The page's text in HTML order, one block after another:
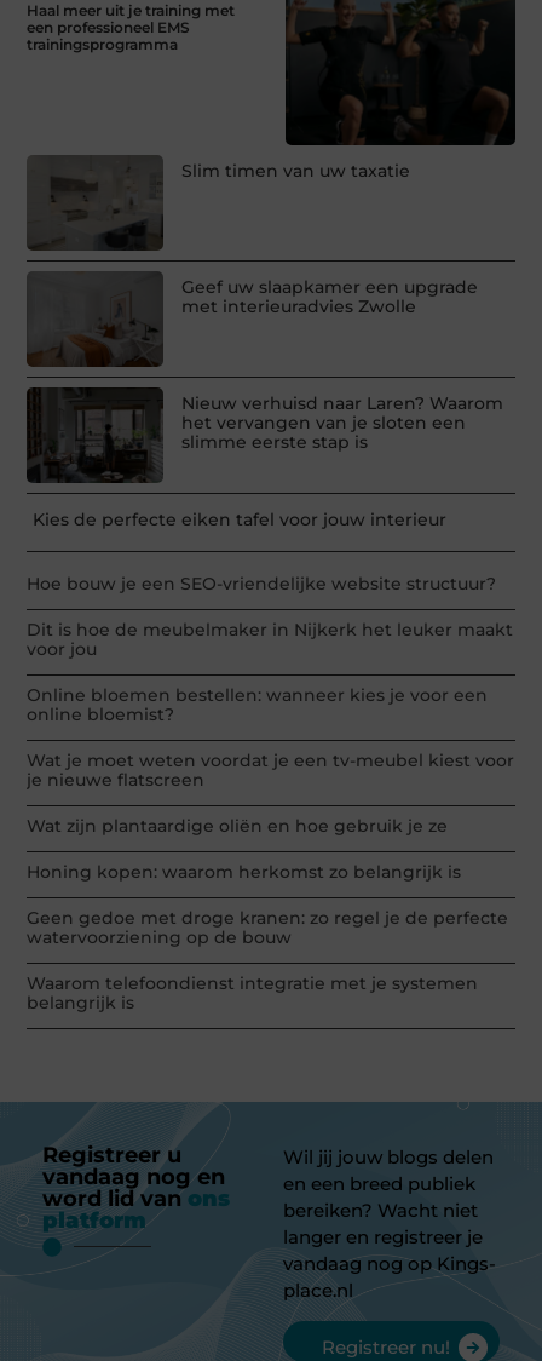
Haal meer uit je training met
een professioneel EMS
trainingsprogramma
Slim timen van uw taxatie
Geef uw slaapkamer een upgrade
met interieuradvies Zwolle
Nieuw verhuisd naar Laren? Waarom
het vervangen van je sloten een
slimme eerste stap is
Kies de perfecte eiken tafel voor jouw interieur
Hoe bouw je een SEO-vriendelijke website structuur?
Dit is hoe de meubelmaker in Nijkerk het leuker maakt
voor jou
Online bloemen bestellen: wanneer kies je voor een
online bloemist?
Wat je moet weten voordat je een tv-meubel kiest voor
je nieuwe flatscreen
Wat zijn plantaardige oliën en hoe gebruik je ze
Honing kopen: waarom herkomst zo belangrijk is
Geen gedoe met droge kranen: zo regel je de perfecte
watervoorziening op de bouw
Waarom telefoondienst integratie met je systemen
belangrijk is
Registreer u
vandaag nog en
word lid van ons
platform
Wil jij jouw blogs delen
en een breed publiek
bereiken? Wacht niet
langer en registreer je
vandaag nog op Kings-
place.nl
Registreer nu!